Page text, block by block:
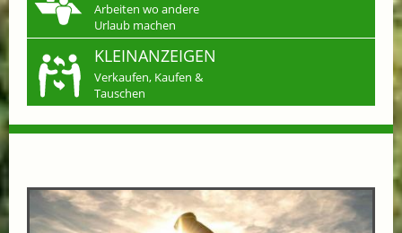
Arbeiten wo andere
Urlaub machen
KLEINANZEIGEN
Verkaufen, Kaufen &
Tauschen